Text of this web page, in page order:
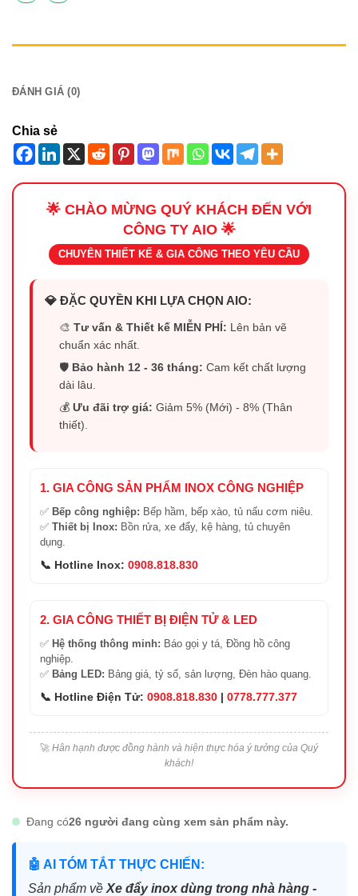
ĐÁNH GIÁ (0)
Chia sẻ
🌟 CHÀO MỪNG QUÝ KHÁCH ĐẾN VỚI
CÔNG TY AIO 🌟
CHUYÊN THIẾT KẾ & GIA CÔNG THEO YÊU CẦU
💎 ĐẶC QUYỀN KHI LỰA CHỌN AIO:
🎨Tư vấn & Thiết kế MIỄN PHÍ: Lên bản vẽ
chuẩn xác nhất.
🛡️ Bảo hành 12 - 36 tháng: Cam kết chất lượng
dài lâu.
💰Ưu đãi trợ giá: Giảm 5% (Mới) - 8% (Thân
thiết).
1. GIA CÔNG SẢN PHẨM INOX CÔNG NGHIỆP
✅ Bếp công nghiệp: Bếp hầm, bếp xào, tủ nấu cơm niêu.
✅ Thiết bị Inox: Bồn rửa, xe đẩy, kệ hàng, tủ chuyên
dụng.
📞 Hotline Inox: 0908.818.830
2. GIA CÔNG THIẾT BỊ ĐIỆN TỬ & LED
✅ Hệ thống thông minh: Báo gọi y tá, Đồng hồ công
nghiệp.
✅ Bảng LED: Bảng giá, tỷ số, sản lượng, Đèn hào quang.
📞 Hotline Điện Tử: 0908.818.830 | 0778.777.377
🚀 Hân hạnh được đồng hành và hiện thực hóa ý tưởng của Quý
khách!
Đang có26 người đang cùng xem sản phẩm này.
🤖 AI TÓM TẮT THỰC CHIẾN:
Sản phẩm về Xe đẩy inox dùng trong nhà hàng -